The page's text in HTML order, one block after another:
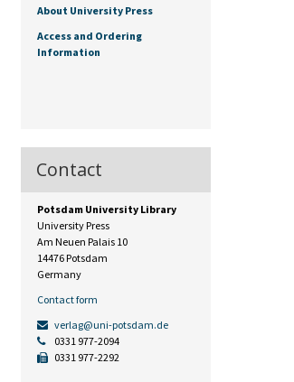
About University Press
Access and Ordering
Information
Contact
Potsdam University Library
University Press
Am Neuen Palais 10
14476 Potsdam
Germany
Contact form
verlag@uni-potsdam.de
0331 977-2094
0331 977-2292